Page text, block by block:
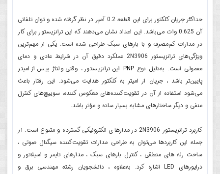
حداکثر جریان کلکتور برای این قطعه 0.2 آمپر در نظر گرفته شده و توان تلفاتی
آن 0.625 وات می‌باشد. این اعداد نشان می‌دهند که این ترانزیستور برای کار
در مدارات کم‌مصرف و با بارهای سبک طراحی شده است. یکی از مهم‌ترین
ویژگی‌های ترانزیستور 2N3906 عملکرد دقیق آن در شرایط عادی و دمای
معمولی است. به‌دلیل نوعPNP این ترانزیستور ، وقتی ولتاژ بیس از امیتر
پایین‌تر باشد ، جریان از امیتر به کلکتور هدایت می‌شود. این رفتار باعث
می‌شود استفاده از آن در تقویت‌کننده‌های معکوس کننده، سوییچ‌های کنترل
منفی و دیگر ساختارهای مشابه بسیار ساده و مؤثر باشد.
کاربرد ترانزیستور 2N3906 در مدارهای الکترونیکی گسترده و متنوع است. از
جمله این کاربردها می‌توان به طراحی مدارات تقویت‌کننده سیگنال صوتی ،
ساخت رله‌ های منطقی ، کنترل بارهای سبک ، مدارهای تایمر و اسیلاتور و
درایورهای LED اشاره کرد. به‌علاوه ، دانشجویان رشته مهندسی برق و